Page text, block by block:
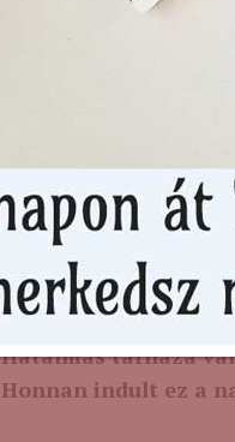
Egy bababarát textil,
Hatalmas tárháza
Honnan indult ez a